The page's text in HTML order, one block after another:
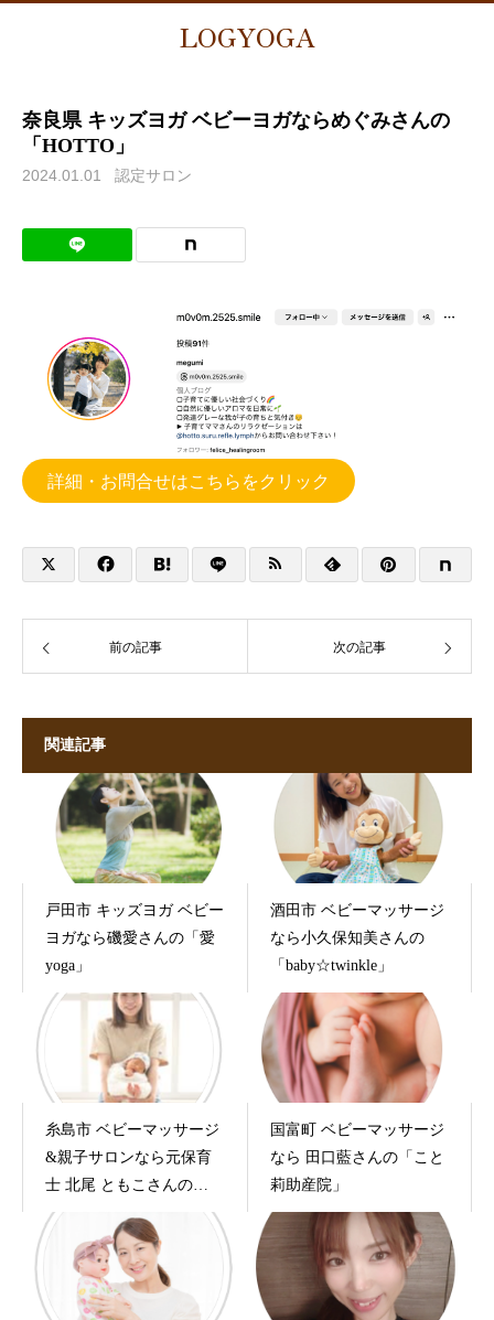
LOGYOGA
奈良県 キッズヨガ ベビーヨガならめぐみさんの
「HOTTO」
2024.01.01 認定サロン
詳細・お問合せはこちらをクリック
前の記事 次の記事
関連記事
戸田市 キッズヨガ ベビー
ヨガなら磯愛さんの「愛
yoga」
酒田市 ベビーマッサージ
なら小久保知美さんの
「baby☆twinkle」
糸島市 ベビーマッサージ
&親子サロンなら元保育
士 北尾 ともこさんの
「Baby’s Breath」
国富町 ベビーマッサージ
なら 田口藍さんの「こと
莉助産院」